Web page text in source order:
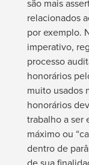
são mais
relacionados
por exemplo.
imperativo,
processo
honorários
muito usados
honorários
trabalho a ser
máximo ou
dentro de